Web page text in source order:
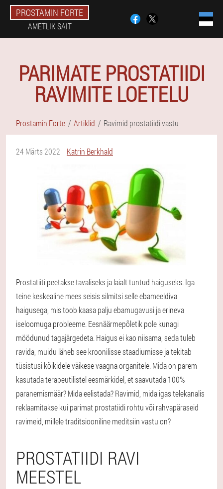
PROSTAMIN FORTE
AMETLIK SAIT
PARIMATE PROSTATIIDI
RAVIMITE LOETELU
Prostamin Forte Artiklid Ravimid prostatiidi vastu
24 Märts 2022 Katrin Berkhald
Prostatiiti peetakse tavaliseks ja laialt tuntud haiguseks. Iga
teine keskealine mees seisis silmitsi selle ebameeldiva
haigusega, mis toob kaasa palju ebamugavusi ja erineva
iseloomuga probleeme. Eesnäärmepõletik pole kunagi
möödunud tagajärgedeta. Haigus ei kao niisama, seda tuleb
ravida, muidu läheb see kroonilisse staadiumisse ja tekitab
tüsistusi kõikidele väikese vaagna organitele. Mida on parem
kasutada terapeutilistel eesmärkidel, et saavutada 100%
paranemismäär? Mida eelistada? Ravimid, mida igas telekanalis
reklaamitakse kui parimat prostatiidi rohtu või rahvapäraseid
ravimeid, millele traditsiooniline meditsiin vastu on?
PROSTATIIDI RAVI
MEESTEL